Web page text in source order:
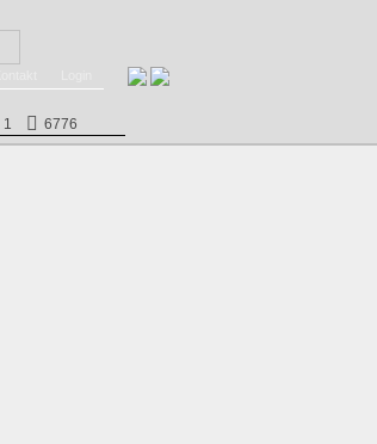
1 6776